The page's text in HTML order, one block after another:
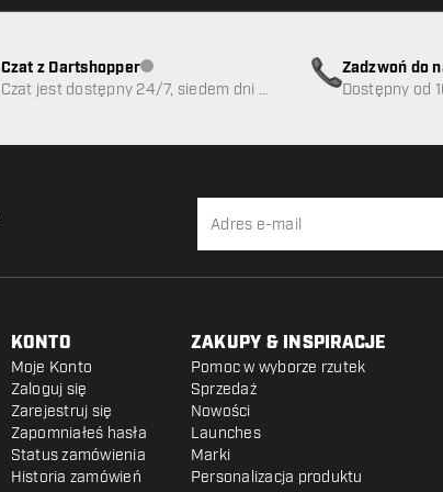
Czat z DartshopperObsługa klienta niedostępna
Czat jest dostępny 24/7, siedem dni w
Zadzwoń do
89
Dostępny od
KONTO
Moje Konto
Zaloguj się
Zarejestruj się
Zapomniałeś hasła
Status zamówienia
Historia zamówień
ZAKUPY & INSPIRACJE
Pomoc w wyborze rzutek
Sprzedaż
Nowości
Launches
Marki
Personalizacja produktu